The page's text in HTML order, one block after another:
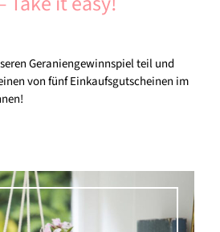
Geraniengewinnspiel teil und
von fünf Einkaufsgutscheinen im